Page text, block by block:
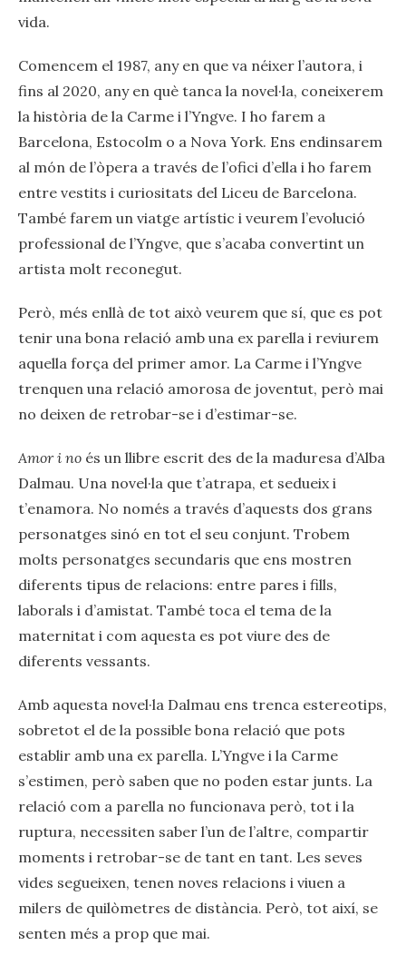
vida.
Comencem el 1987, any en que va néixer l’autora, i
fins al 2020, any en què tanca la novel·la, coneixerem
la història de la Carme i l’Yngve. I ho farem a
Barcelona, Estocolm o a Nova York. Ens endinsarem
al món de l’òpera a través de l’ofici d’ella i ho farem
entre vestits i curiositats del Liceu de Barcelona.
També farem un viatge artístic i veurem l’evolució
professional de l’Yngve, que s’acaba convertint un
artista molt reconegut.
Però, més enllà de tot això veurem que sí, que es pot
tenir una bona relació amb una ex parella i reviurem
aquella força del primer amor. La Carme i l’Yngve
trenquen una relació amorosa de joventut, però mai
no deixen de retrobar-se i d’estimar-se.
Amor i no és un llibre escrit des de la maduresa d’Alba
Dalmau. Una novel·la que t’atrapa, et sedueix i
t’enamora. No només a través d’aquests dos grans
personatges sinó en tot el seu conjunt. Trobem
molts personatges secundaris que ens mostren
diferents tipus de relacions: entre pares i fills,
laborals i d’amistat. També toca el tema de la
maternitat i com aquesta es pot viure des de
diferents vessants.
Amb aquesta novel·la Dalmau ens trenca estereotips,
sobretot el de la possible bona relació que pots
establir amb una ex parella. L’Yngve i la Carme
s’estimen, però saben que no poden estar junts. La
relació com a parella no funcionava però, tot i la
ruptura, necessiten saber l’un de l’altre, compartir
moments i retrobar-se de tant en tant. Les seves
vides segueixen, tenen noves relacions i viuen a
milers de quilòmetres de distància. Però, tot així, se
senten més a prop que mai.